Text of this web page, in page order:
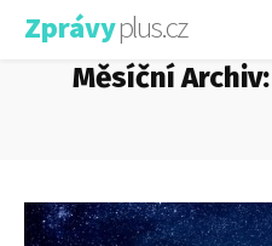
Zprávyplus.cz
Měsíční